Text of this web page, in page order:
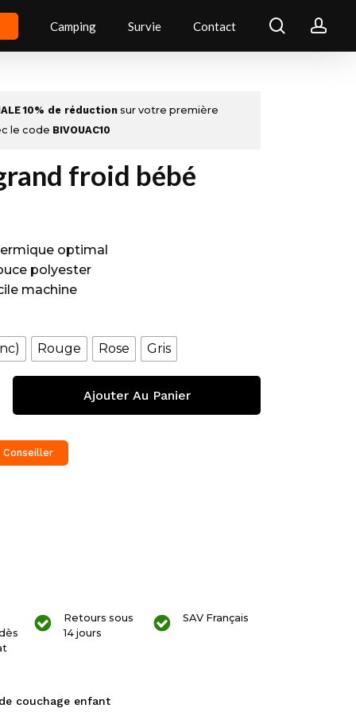
Camping Survie Contact search
10% de réduction sur votre première
le code BIVOUAC10
froid bébé
optimal
polyester
machine
Rouge Rose Gris
Ajouter Au Panier
Conseiller
Retours sous
14 jours
SAV Français
couchage enfant